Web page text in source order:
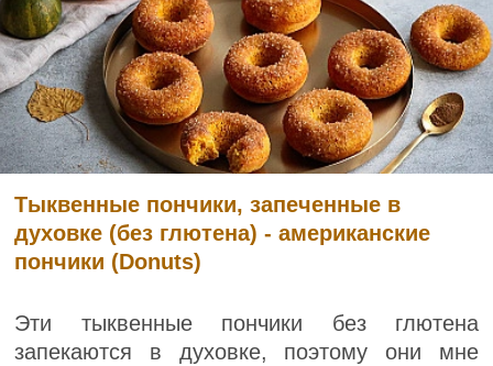
Тыквенные пончики, запеченные в
духовке (без глютена) - американские
пончики (Donuts)
Эти тыквенные пончики без глютена
запекаются в духовке, поэтому они мне